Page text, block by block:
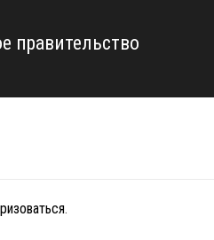
правительство
.